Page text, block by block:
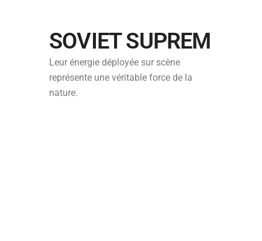
SOVIET SUPREM
Leur énergie déployée sur scène
représente une véritable force de la
nature.